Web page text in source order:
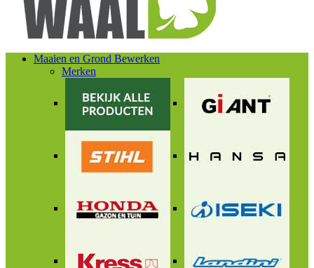
Maaien en Grond Bewerken
Merken